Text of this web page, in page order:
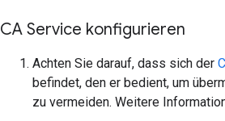
CA Service konfigurieren
Achten Sie darauf, dass sich der
befindet, den er bedient, um
zu vermeiden. Weitere